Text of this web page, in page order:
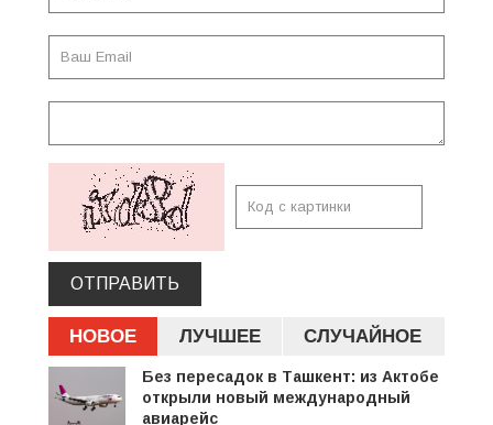
ОТПРАВИТЬ
НОВОЕ ЛУЧШЕЕ СЛУЧАЙНОЕ
Без пересадок в Ташкент: из Актобе
открыли новый международный
авиарейс